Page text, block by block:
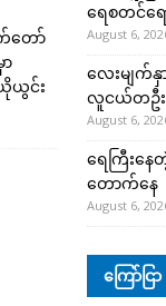
တော်
ယွင်း
ရေစတင်ရ
August 6,
လေးမျက်နှ
လူငယ်တဦး
August 6,
ရေကြီးနေ
တောက်နေ
August 6,
ကြော်ငြာ